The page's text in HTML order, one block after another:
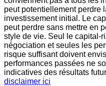
peut potentiellement perdre
investissement initial. Le
peut perdre sans mettre en
style de vie. Seul le capital-
négociation et seules les
risque suffisant doivent
performances passées ne
indicatives des résultats
disclaimer ici